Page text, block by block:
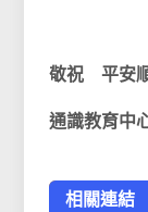
敬祝 平安
通識教育中
相關連結